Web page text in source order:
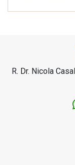
R. Dr. Nicola